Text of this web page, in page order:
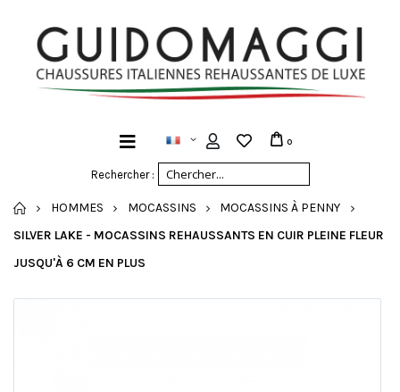
Rechercher :
0
ACCUEIL
HOMMES MOCASSINS
MOCASSINS À PENNY
SILVER LAKE - MOCASSINS REHAUSSANTS EN CUIR PLEINE FLEUR
JUSQU'À 6 CM EN PLUS